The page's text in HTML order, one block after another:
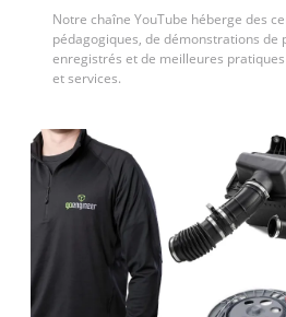
Notre chaîne YouTube héberge des
pédagogiques, de démonstrations de
enregistrés et de meilleures
et services.